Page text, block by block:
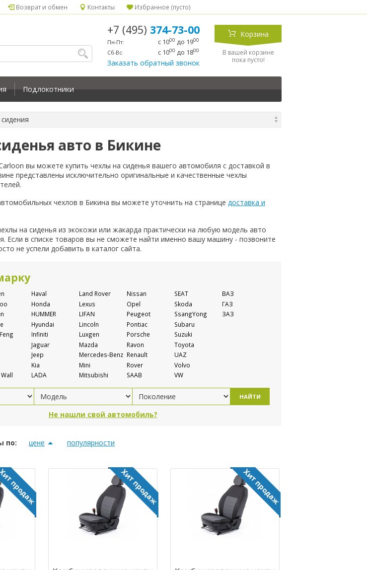
Возврат и обмен Контакты Избранное (пусто)
+7 (495) 374-73-00
Пн-Пт: с 1000 до 1900
Сб-Вс: с 1000 до 1800
Заказать обратный звонок
Корзина
В вашей корзине
пока пусто!
Подлокотники
авто в Бикине
вы можете купить чехлы на сиденья вашего автомобиля с доставкой в
представлены исключительно оригинальные и качественные чехлы
чехлов в Бикина вы можете уточнить на странице доставка и
на сиденья из экокожи или жакарда практически на любую модель авто
Если в списке товаров вы не сможете найти именно вашу машину - позвоните
не успели добавить в каталог сайта.
Haval
Honda
HUMMER
Hyundai
Infiniti
Jaguar
Jeep
Kia
LADA
Land Rover
Lexus
LIFAN
Lincoln
Luxgen
Mazda
Mercedes-Benz
Mini
Mitsubishi
Nissan
Opel
Peugeot
Pontiac
Porsche
Ravon
Renault
Rover
SAAB
SEAT
Skoda
SsangYong
Subaru
Suzuki
Toyota
UAZ
Volvo
VW
ВАЗ
ГАЗ
ЗАЗ
НАЙТИ
Не нашли свой автомобиль?
по: цене популярности